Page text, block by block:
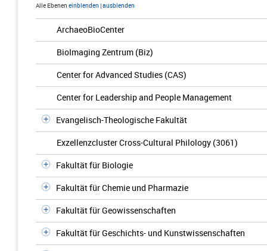
Alle Ebenen einblenden |ausblenden
ArchaeoBioCenter
BioImaging Zentrum (Biz)
Center for Advanced Studies (CAS)
Center for Leadership and People Management
Evangelisch-Theologische Fakultät
Exzellenzcluster Cross-Cultural Philology (3061)
Fakultät für Biologie
Fakultät für Chemie und Pharmazie
Fakultät für Geowissenschaften
Fakultät für Geschichts- und Kunstwissenschaften